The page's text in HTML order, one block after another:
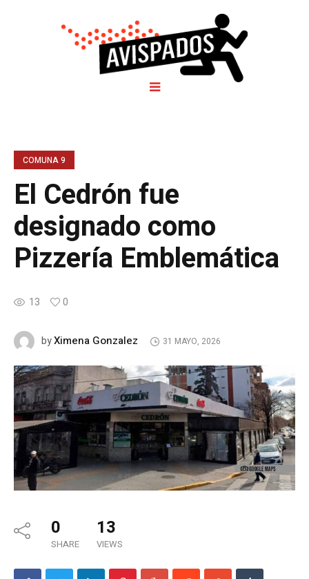
COMUNA 9
El Cedrón fue
designado como
Pizzería Emblemática
13 0
byXimena Gonzalez 31 MAYO, 2026
0
SHARE
13
VIEWS